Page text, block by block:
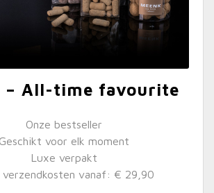
– All-time favourite
Onze bestseller
Geschikt voor elk moment
Luxe verpakt
verzendkosten vanaf: € 29,90